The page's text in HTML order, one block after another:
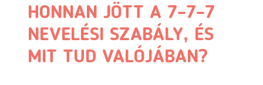
HONNAN JÖTT A 7–7–7
NEVELÉSI SZABÁLY, ÉS
MIT TUD VALÓJÁBAN?